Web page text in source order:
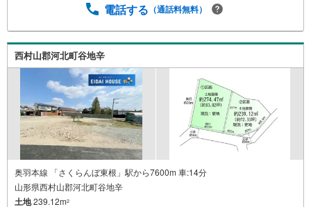
し】【リフォーム】など住宅に関する様々なご質問はもち
も、誠心誠意ご説明させて頂きます。各店舗ではキッズス
ペースも完備！お子様連れのご家族様で是非お越しくださ
い。営業時間:10:00～18:00（定休日火・水曜日※店舗によ
り変動あり）現地のご案内も可能ですので、どうぞお気軽
にお問い合わせください！
電話する （通話料無料）
西村山郡河北町谷地辛
奥羽本線 「さくらんぼ東根」駅から7600m 車:14分
山形県西村山郡河北町谷地辛
土地239.12m2